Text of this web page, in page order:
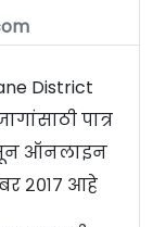
District
पात्र
ऑनलाइन
२०१७ आहे